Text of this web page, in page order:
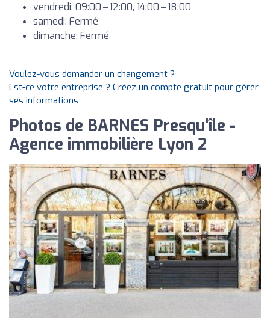
vendredi: 09:00 – 12:00, 14:00 – 18:00
samedi: Fermé
dimanche: Fermé
Voulez-vous demander un changement ?
Est-ce votre entreprise ? Créez un compte gratuit pour gérer
ses informations
Photos de BARNES Presqu'île -
Agence immobilière Lyon 2